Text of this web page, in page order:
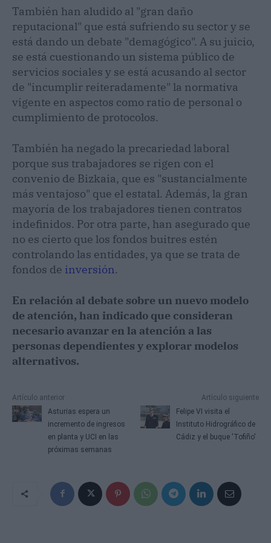
También han aludido al "gran daño
reputacional" que está sufriendo su sector y se
está dando un debate "demagógico". A su juicio,
se está cuestionando un sistema público de
servicios sociales y se está acusando al sector
de "incumplir reiteradamente" la normativa
vigente en aspectos como ratio de personal o
cumplimiento de protocolos.
También ha negado la precariedad laboral
porque sus trabajadores se rigen con el
convenio de Bizkaia, que es "sustancialmente
más ventajoso" que el estatal. Además, la gran
mayoría de los trabajadores tienen contratos
indefinidos. Por otra parte, han asegurado que
no es cierto que los fondos buitres estén
controlando las entidades, ya que se trata de
fondos de inversión.
En relación al debate sobre un nuevo modelo
de atención, han indicado que consideran
necesario avanzar en la atención a las
personas dependientes y explorar modelos
alternativos.
Artículo anterior
Asturias espera un
incremento de ingresos
en planta y UCI en las
próximas semanas
Artículo siguiente
Felipe VI visita el
Instituto Hidrográfico de
Cádiz y el buque 'Tofiño'